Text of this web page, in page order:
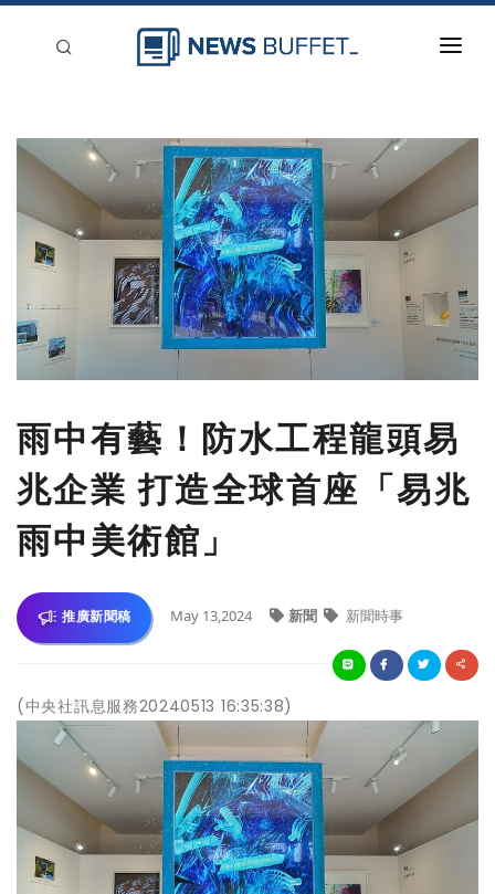
新聞稿分類
登入
刊登
雨中有藝！防水工程龍頭易
兆企業 打造全球首座「易兆
雨中美術館」
推廣新聞稿 May 13,2024 新聞 新聞時事
(中央社訊息服務20240513 16:35:38)